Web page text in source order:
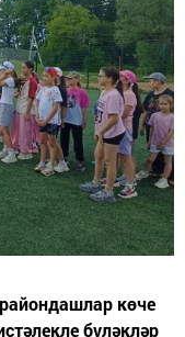
көче
бүләкләр